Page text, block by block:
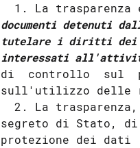
1. La trasparenza
documenti detenuti
tutelare i diritti dei
interessati
di  controllo  sul
sull'utilizzo delle
2. La
segreto di Stato,
protezione dei